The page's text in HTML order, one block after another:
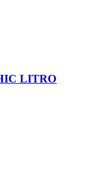
LITRO